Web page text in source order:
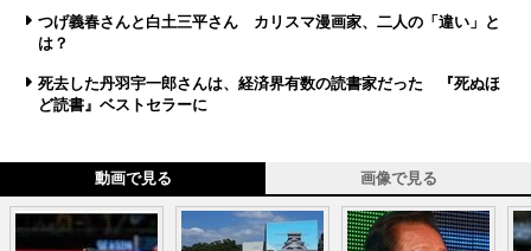
つげ義春さんと白土三平さん カリスマ漫画家、二人の「違い」と
は？
死去した丹羽宇一郎さんは、経済界有数の読書家だった 『死ぬほ
ど読書』ベストセラーに
動画で見る 画像で見る